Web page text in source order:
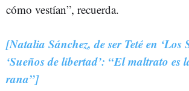
cómo vestían”, recuerda.
[Natalia Sánchez, de ser Teté en ‘Los
‘Sueños de libertad’: “El maltrato es
rana”]